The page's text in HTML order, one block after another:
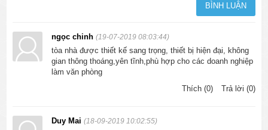
ngọc chinh(19-07-2019 08:03:44)
tòa nhà được thiết kế sang trọng, thiết bị hiện đại, không
gian thông thoáng,yên tĩnh,phù hợp cho các doanh nghiệp
làm văn phòng
Thích (0)
Trả lời (0)
Duy Mai(18-09-2019 10:02:55)